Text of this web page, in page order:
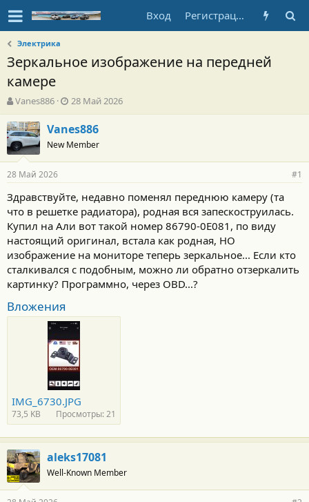
Вход Регистрация
Электрика
Зеркальное изображение на передней
камере
А
в
т
о
р
т
е
м
ы
Vanes886
Д
а
т
а
н
а
а
л
а
28 Май 2026
Vanes886
New Member
28 Май 2026 #1
Здравствуйте, недавно поменял переднюю камеру (та
что в решетке радиатора), родная вся запескоструилась.
Купил на Али вот такой номер 86790-0E081, по виду
настоящий оригинал, встала как родная, НО
изображение на мониторе теперь зеркальное... Если кто
сталкивался с подобным, можно ли обратно отзеркалить
картинку? Программно, через OBD...?
Вложения
IMG_6730.JPG
73,5 KB Просмотры: 21
aleks17081
Well-Known Member